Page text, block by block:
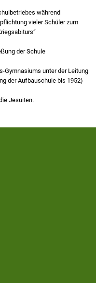
während
vieler Schüler zum
der Schule
Gymnasiums unter der Leitung
der Aufbauschule bis 1952)
Jesuiten.